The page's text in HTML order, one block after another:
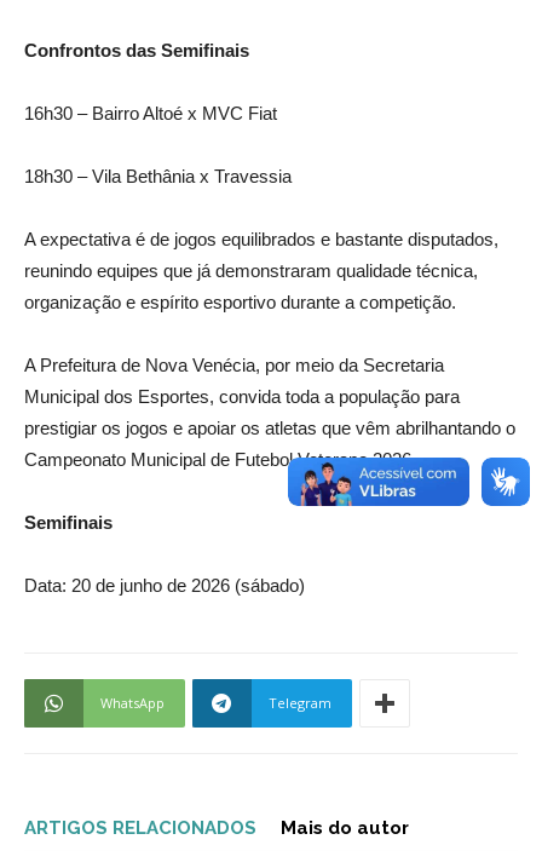
Confrontos das Semifinais
16h30 – Bairro Altoé x MVC Fiat
18h30 – Vila Bethânia x Travessia
A expectativa é de jogos equilibrados e bastante disputados,
reunindo equipes que já demonstraram qualidade técnica,
organização e espírito esportivo durante a competição.
A Prefeitura de Nova Venécia, por meio da Secretaria
Municipal dos Esportes, convida toda a população para
prestigiar os jogos e apoiar os atletas que vêm abrilhantando o
Campeonato Municipal de Futebol Veterano 2026.
Semifinais
Data: 20 de junho de 2026 (sábado)
WhatsApp Telegram
ARTIGOS RELACIONADOS Mais do autor